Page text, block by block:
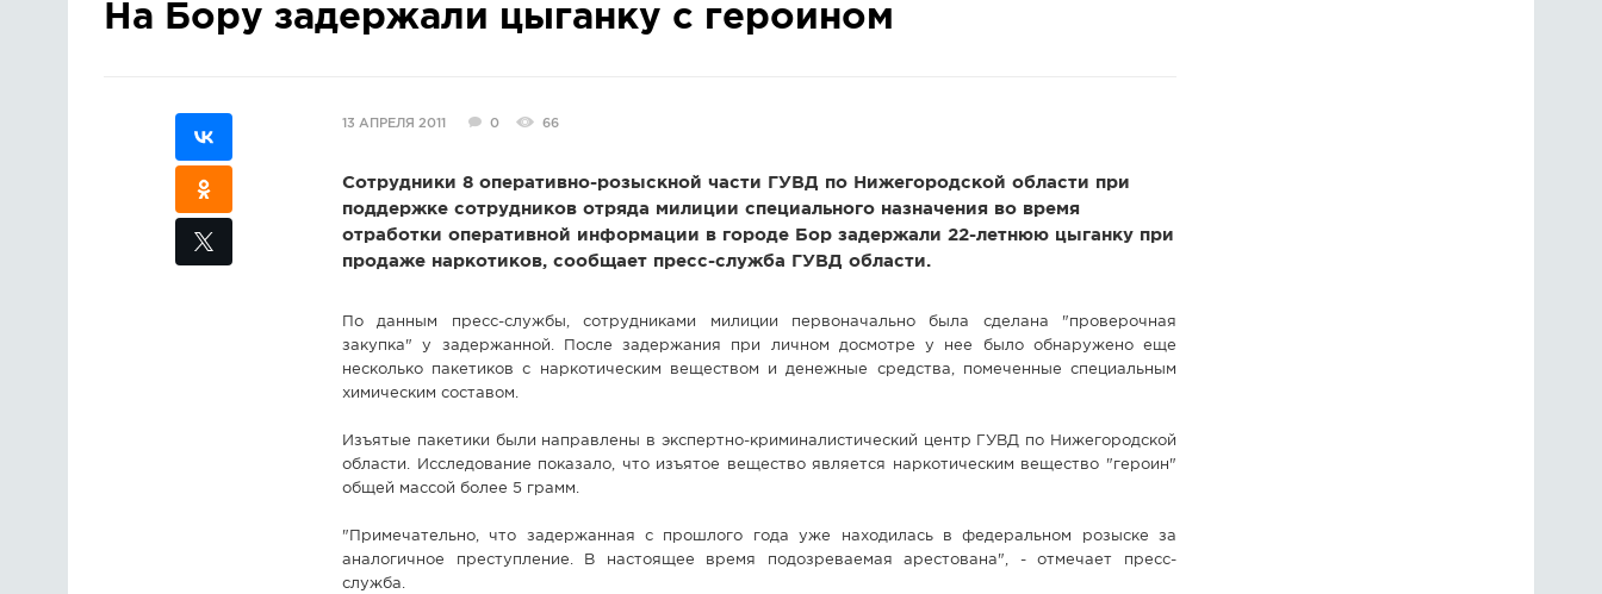
На Бору задержали цыганку с героином
13 АПРЕЛЯ 2011 0 66
Сотрудники 8 оперативно-розыскной части ГУВД по Нижегородской области при
поддержке сотрудников отряда милиции специального назначения во время
отработки оперативной информации в городе Бор задержали 22-летнюю цыганку при
продаже наркотиков, сообщает пресс-служба ГУВД области.
По данным пресс-службы, сотрудниками милиции первоначально была сделана "проверочная
закупка" у задержанной. После задержания при личном досмотре у нее было обнаружено еще
несколько пакетиков с наркотическим веществом и денежные средства, помеченные специальным
химическим составом.
Изъятые пакетики были направлены в экспертно-криминалистический центр ГУВД по Нижегородской
области. Исследование показало, что изъятое вещество является наркотическим вещество "героин"
общей массой более 5 грамм.
"Примечательно, что задержанная с прошлого года уже находилась в федеральном розыске за
аналогичное преступление. В настоящее время подозреваемая арестована", - отмечает пресс-
служба.